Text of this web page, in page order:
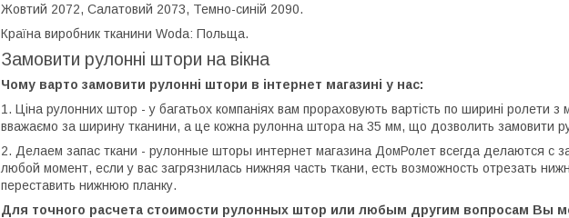
Жовтий 2072, Салатовий 2073, Темно-синій 2090.
Країна виробник тканини Woda: Польща.
Замовити рулонні штори на вікна
Чому варто замовити рулонні штори в інтернет магазині у нас:
1. Ціна рулонних штор - у багатьох компаніях вам прораховують вартість по ширині ролети
вважаємо за ширину тканини, а це кожна рулонна штора на 35 мм, що дозволить замовити
2. Делаем запас ткани - рулонные шторы интернет магазина ДомРолет всегда делаются с
любой момент, если у вас загрязнилась нижняя часть ткани, есть возможность отрезать
переставить нижнюю планку.
Для точного расчета стоимости рулонных штор или любым другим вопросам Вы